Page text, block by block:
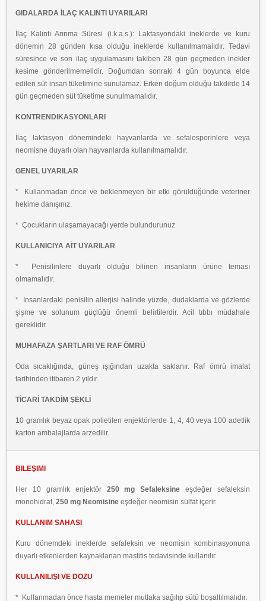
GIDALARDA İLAÇ KALINTI UYARILARI
İlaç Kalıntı Arınma Süresi (i.k.a.s.): Laktasyondaki ineklerde ve kuru
dönemin 28 günden kısa olduğu ineklerde kullanılmamalıdır. Tedavi
süresince ve son ilaç uygulamasını takiben 28 gün geçmeden inekler
kesime gönderilmemelidir. Doğumdan sonraki 4 gün boyunca elde
edilen süt insan tüketimine sunulamaz. Erken doğum olduğu takdirde 14
gün geçmeden süt tüketime sunulmamalıdır.
KONTRENDIKASYONLARI
İlaç laktasyon dönemindeki hayvanlarda ve sefalosporinlere veya
neomisne duyarlı olan hayvanlarda kullanılmamalıdır.
GENEL UYARILAR
* Kullanmadan önce ve beklenmeyen bir etki görüldüğünde veteriner
hekime danışınız.
* Çocukların ulaşamayacağı yerde bulundurunuz
KULLANICIYA AİT UYARILAR
* Penisilinlere duyarlı olduğu bilinen insanların ürüne teması
olmamalıdır.
* İnsanlardaki penisilin allerjisi halinde yüzde, dudaklarda ve gözlerde
şişme ve solunum güçlüğü önemli belirtilerdir. Acil tıbbı müdahale
gereklidir.
MUHAFAZA ŞARTLARI VE RAF ÖMRÜ
Oda sıcaklığında, güneş ışığından uzakta saklanır. Raf ömrü imalat
tarihinden itibaren 2 yıldır.
TİCARİ TAKDİM ŞEKLİ
10 gramlık beyaz opak polietilen enjektörlerde 1, 4, 40 veya 100 adetlik
karton ambalajlarda arzedilir.
BILEŞIMI
Her 10 gramlık enjektör 250 mg Sefaleksine eşdeğer sefaleksin
monohidrat, 250 mg Neomisine eşdeğer neomisin sülfat içerir.
KULLANIM SAHASI
Kuru dönemdeki ineklerde sefaleksin ve neomisin kombinasyonuna
duyarlı etkenlerden kaynaklanan mastitis tedavisinde kullanılır.
KULLANILIŞI VE DOZU
* Kullanmadan önce hasta memeler mutlaka sağılıp sütü boşaltılmalıdır.